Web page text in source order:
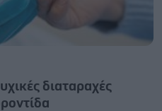
διαταραχές